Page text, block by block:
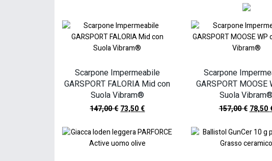
Scarpone Impermeabile
GARSPORT FALORIA Mid con
Suola Vibram®
147,00€ 73,50€
Scarpone
GARSPORT MOOSE
Suola Vibram®
157,00€ 78,50